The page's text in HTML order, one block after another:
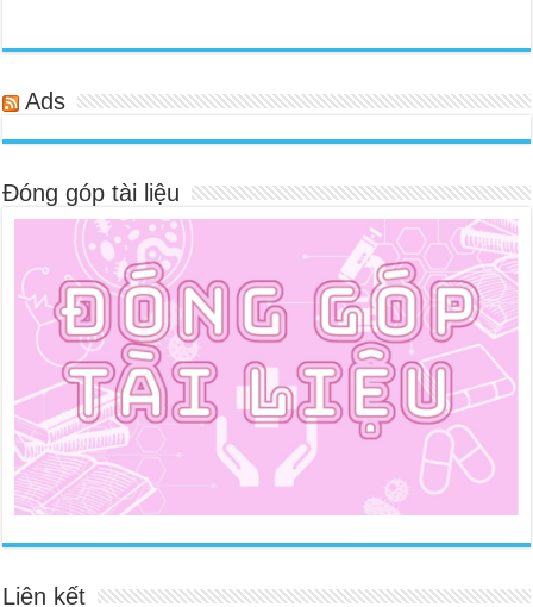
Ads
Đóng góp tài liệu
Liên kết